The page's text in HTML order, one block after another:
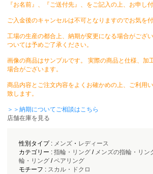
『お名前』、『ご送付先』、をご記入の上、お申し付
ご入金後のキャンセルは不可となりますのでお気を付
工場の生産の都合上、納期が変更になる場合がござ
ついては予めご了承ください。
画像の商品はサンプルです。 実際の商品と仕様、加
場合がございます。
商品内容とご注文内容をよくお確かめの上、ご利用
致します。
＞＞納期についてご相談はこちら
店舗在庫を見る
性別タイプ : メンズ・ レディース
カテゴリー : 指輪・リング/ メンズの指輪・リン
輪・リング/ペアリング
モチーフ : スカル・ドクロ